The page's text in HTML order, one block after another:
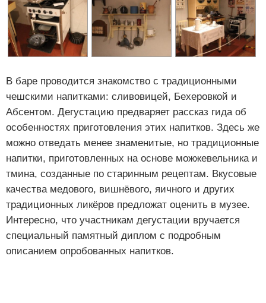
В баре проводится знакомство с традиционными
чешскими напитками: сливовицей, Бехеровкой и
Абсентом. Дегустацию предваряет рассказ гида об
особенностях приготовления этих напитков. Здесь же
можно отведать менее знаменитые, но традиционные
напитки, приготовленных на основе можжевельника и
тмина, созданные по старинным рецептам. Вкусовые
качества медового, вишнёвого, яичного и других
традиционных ликёров предложат оценить в музее.
Интересно, что участникам дегустации вручается
специальный памятный диплом с подробным
описанием опробованных напитков.